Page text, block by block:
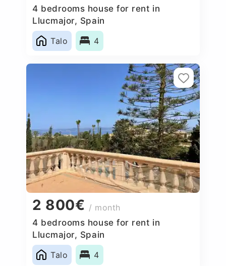
4 bedrooms house for rent in
Llucmajor, Spain
Talo
4
2 800€ / month
4 bedrooms house for rent in
Llucmajor, Spain
Talo
4